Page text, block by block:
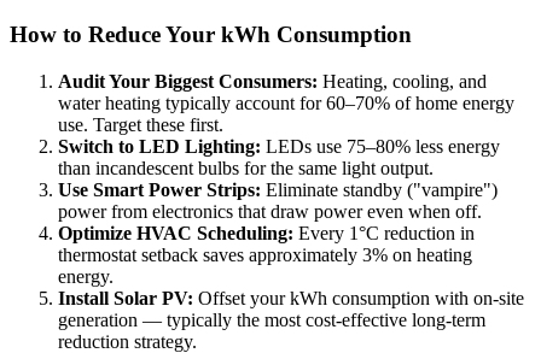
How to Reduce Your kWh Consumption
Audit Your Biggest Consumers: Heating, cooling, and
water heating typically account for 60–70% of home energy
use. Target these first.
Switch to LED Lighting: LEDs use 75–80% less energy
than incandescent bulbs for the same light output.
Use Smart Power Strips: Eliminate standby ("vampire")
power from electronics that draw power even when off.
Optimize HVAC Scheduling: Every 1°C reduction in
thermostat setback saves approximately 3% on heating
energy.
Install Solar PV: Offset your kWh consumption with on-site
generation — typically the most cost-effective long-term
reduction strategy.